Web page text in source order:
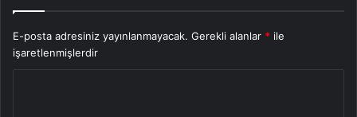
E-posta adresiniz yayınlanmayacak. Gerekli alanlar * ile
işaretlenmişlerdir